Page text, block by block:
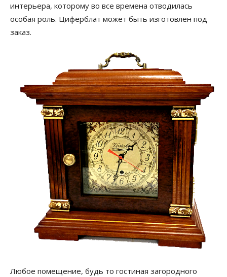
интерьера, которому во все времена отводилась
особая роль. Циферблат может быть изготовлен под
заказ.
Любое помещение, будь то гостиная загородного